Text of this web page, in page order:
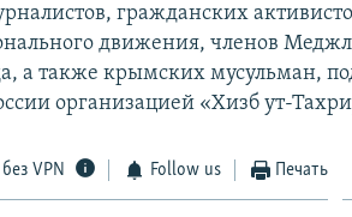
гражданских
движения, членов
а также крымских мусульман,
организацией «Хизб ут-
VPN Follow us Печать